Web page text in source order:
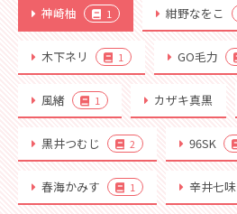
神崎柚 1 紺野なをこ
木下ネリ 1 GO毛力
風緒 1 カザキ真黒
黒井つむじ 2 96SK
春海かみす 1 辛井七味